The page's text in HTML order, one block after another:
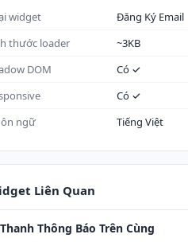
widget
Đăng Ký Email
thước loader
~3KB
DOM
Có ✓
Có ✓
ngữ
Tiếng Việt
Liên Quan
Thanh Thông Báo Trên Cùng